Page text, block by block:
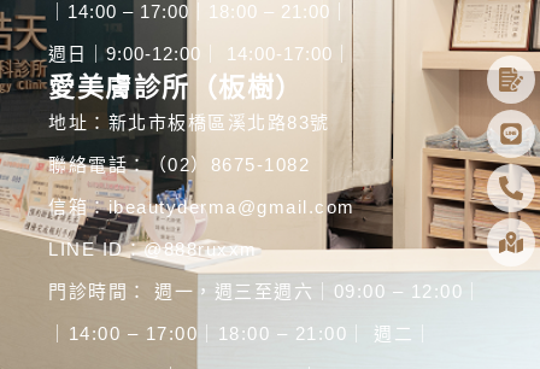
｜14:00 – 17:00｜18:00 – 21:00｜
週日｜9:00-12:00｜ 14:00-17:00｜
愛美膚診所（板樹）
地址：新北市板橋區溪北路83號
聯絡電話：（02）8675-1082
信箱：ibeautyderma@gmail.com
LINE ID：@888ruxxm
門診時間： 週一，週三至週六｜09:00 – 12:00｜
｜14:00 – 17:00｜18:00 – 21:00｜ 週二｜